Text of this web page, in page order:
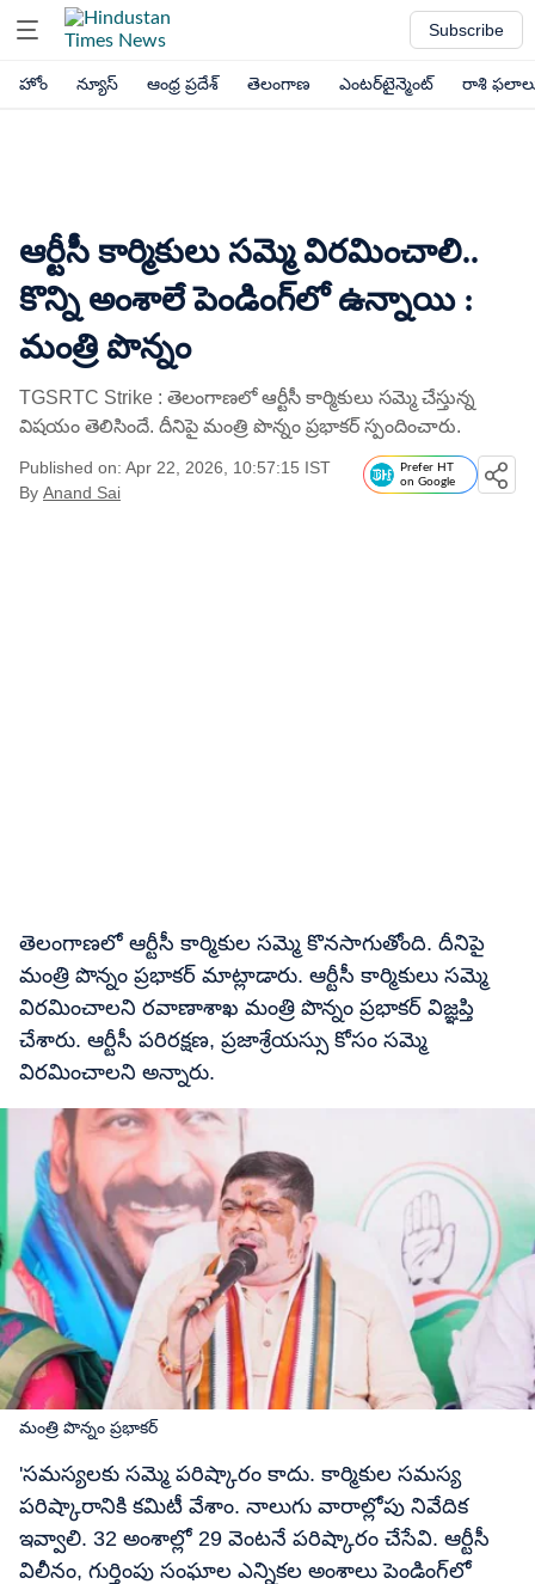
Subscribe
హోం న్యూస్ ఆంధ్ర ప్రదేశ్ తెలంగాణ ఎంటర్‌టైన్మెంట్ రాశి
ఆర్టీసీ కార్మికులు సమ్మె విరమించాలి..
కొన్ని అంశాలే పెండింగ్‌లో ఉన్నాయి :
మంత్రి పొన్నం
TGSRTC Strike : తెలంగాణలో ఆర్టీసీ కార్మికులు సమ్మె చేస్తున్న
విషయం తెలిసిందే. దీనిపై మంత్రి పొన్నం ప్రభాకర్ స్పందించారు.
Published on: Apr 22, 2026, 10:57:15 IST
By Anand Sai
Prefer HT
on Google
తెలంగాణలో ఆర్టీసీ కార్మికుల సమ్మె కొనసాగుతోంది. దీనిపై
మంత్రి పొన్నం ప్రభాకర్ మాట్లాడారు. ఆర్టీసీ కార్మికులు సమ్మె
విరమించాలని రవాణాశాఖ మంత్రి పొన్నం ప్రభాకర్ విజ్ఞప్తి
చేశారు. ఆర్టీసీ పరిరక్షణ, ప్రజాశ్రేయస్సు కోసం సమ్మె
విరమించాలని అన్నారు.
మంత్రి పొన్నం ప్రభాకర్
'సమస్యలకు సమ్మె పరిష్కారం కాదు. కార్మికుల సమస్య
పరిష్కారానికి కమిటీ వేశాం. నాలుగు వారాల్లోపు నివేదిక
ఇవ్వాలి. 32 అంశాల్లో 29 వెంటనే పరిష్కారం చేసేవి. ఆర్టీసీ
విలీనం, గుర్తింపు సంఘాల ఎన్నికల అంశాలు పెండింగ్‌లో